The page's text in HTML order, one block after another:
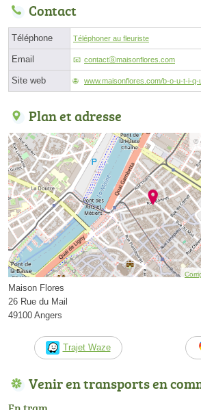
Contact
Téléphone Téléphoner au fleuriste
Email contactⓐmaisonflores.com
Site web www.maisonflores.com/b-o-u-t-i-q-
Plan et adresse
©
Maison Flores
26 Rue du Mail
49100 Angers
Trajet Waze
Venir en transports en